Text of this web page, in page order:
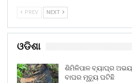
PREV NEXT
ଓଡିଶା
ଶିମିଳିପାଳ ବ୍ୟାଘ୍ର
ବାଘର ମୃତ୍ୟୁ ଘଟିଛି